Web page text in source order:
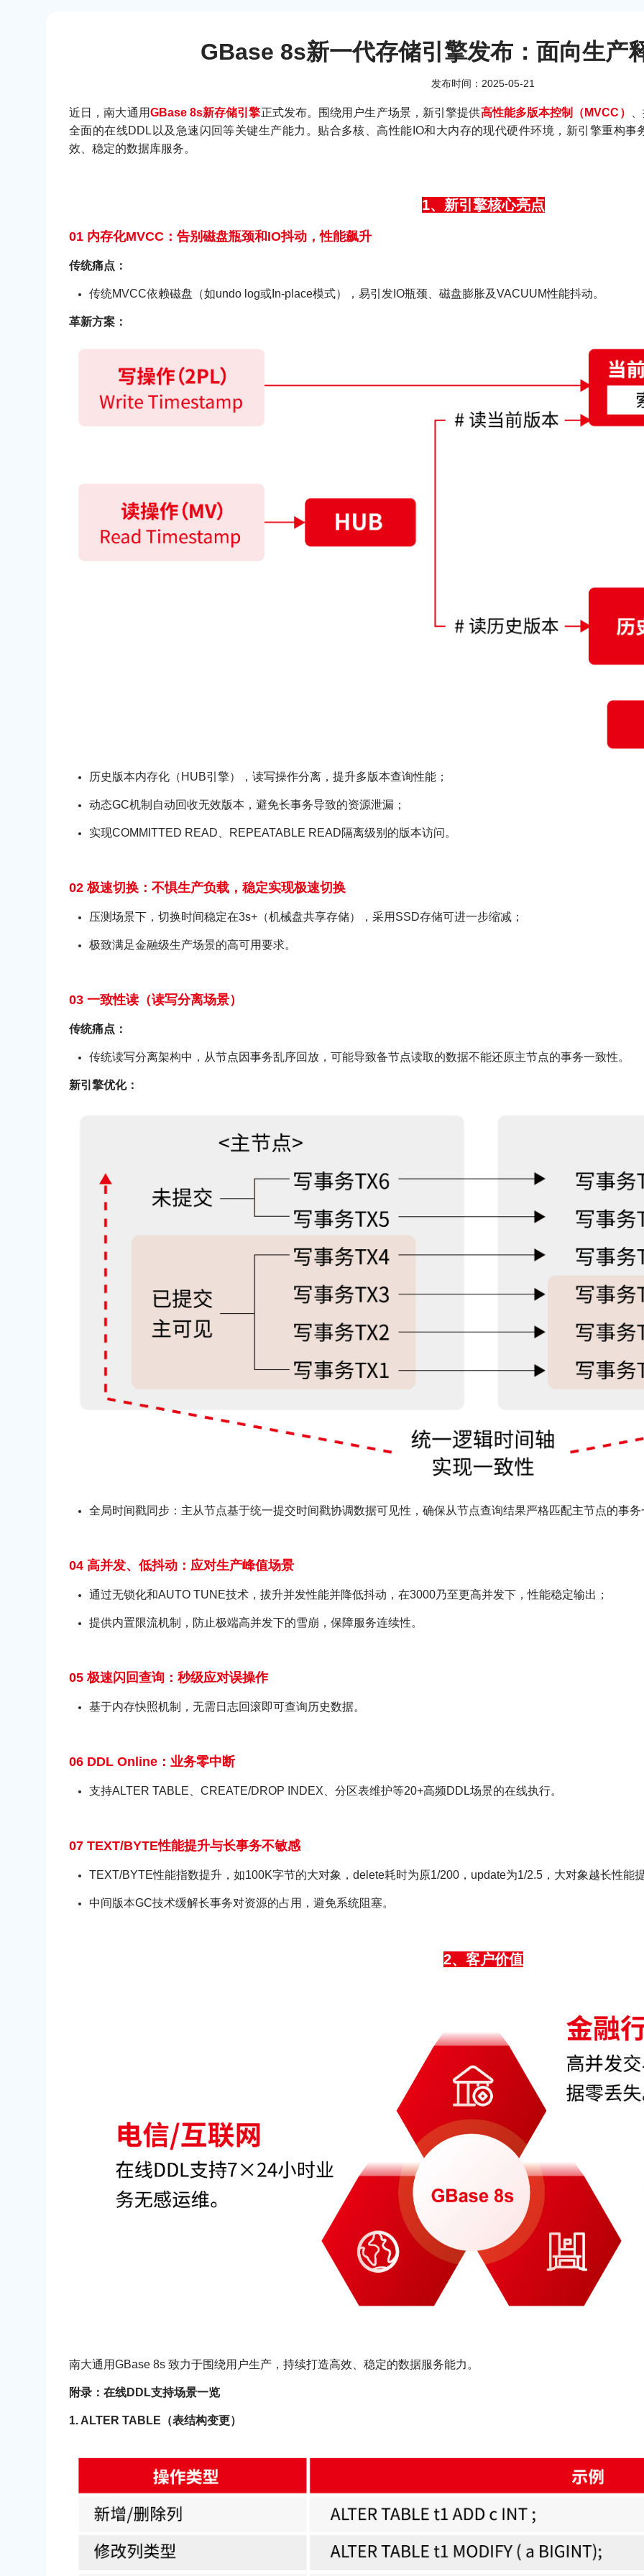
GBase 8s新一代存储引擎发布：面向生产
发布时间：2025-05-21
近日，南大通用GBase 8s新存储引擎正式发布。围绕用户生产场景，新引擎提供高性能多版本控制（MVCC）
全面的在线DDL以及急速闪回等关键生产能力。贴合多核、高性能IO和大内存的现代硬件环境，新引擎重构
效、稳定的数据库服务。
1、新引擎核心亮点
01 内存化MVCC：告别磁盘瓶颈和IO抖动，性能飙升
传统痛点：
传统MVCC依赖磁盘（如undo log或In-place模式），易引发IO瓶颈、磁盘膨胀及VACUUM性能抖动。
革新方案：
历史版本内存化（HUB引擎），读写操作分离，提升多版本查询性能；
动态GC机制自动回收无效版本，避免长事务导致的资源泄漏；
实现COMMITTED READ、REPEATABLE READ隔离级别的版本访问。
02 极速切换：不惧生产负载，稳定实现极速切换
压测场景下，切换时间稳定在3s+（机械盘共享存储），采用SSD存储可进一步缩减；
极致满足金融级生产场景的高可用要求。
03 一致性读（读写分离场景）
传统痛点：
传统读写分离架构中，从节点因事务乱序回放，可能导致备节点读取的数据不能还原主节点的事务一致性。
新引擎优化：
全局时间戳同步：主从节点基于统一提交时间戳协调数据可见性，确保从节点查询结果严格匹配主节点的事务
04 高并发、低抖动：应对生产峰值场景
通过无锁化和AUTO TUNE技术，拔升并发性能并降低抖动，在3000乃至更高并发下，性能稳定输出；
提供内置限流机制，防止极端高并发下的雪崩，保障服务连续性。
05 极速闪回查询：秒级应对误操作
基于内存快照机制，无需日志回滚即可查询历史数据。
06 DDL Online：业务零中断
支持ALTER TABLE、CREATE/DROP INDEX、分区表维护等20+高频DDL场景的在线执行。
07 TEXT/BYTE性能提升与长事务不敏感
TEXT/BYTE性能指数提升，如100K字节的大对象，delete耗时为原1/200，update为1/2.5，大对象越长性能
中间版本GC技术缓解长事务对资源的占用，避免系统阻塞。
2、客户价值
南大通用GBase 8s 致力于围绕用户生产，持续打造高效、稳定的数据服务能力。
附录：在线DDL支持场景一览
1. ALTER TABLE（表结构变更）